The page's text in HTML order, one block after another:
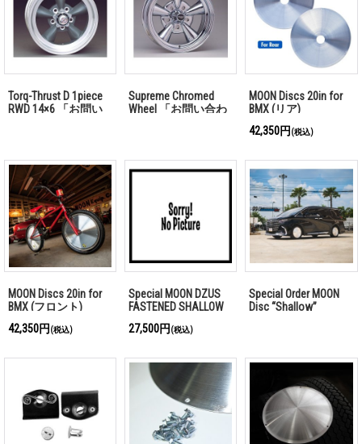
Torq-Thrust D 1piece
RWD 14×6 「お問い
Supreme Chromed
Wheel 「お問い合わ
MOON Discs 20in for
BMX (リア)
42,350円 (税込)
MOON Discs 20in for
BMX (フロント)
42,350円 (税込)
Special MOON DZUS
FASTENED SHALLOW
for TOYOTA 2023- 60
27,500円 (税込)
Special Order MOON
Disc “Shallow”